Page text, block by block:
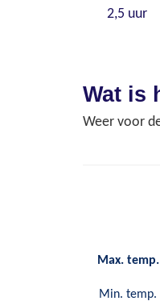
2,5 uur
Wat is
Weer voor
Max. temp.
Min. temp.